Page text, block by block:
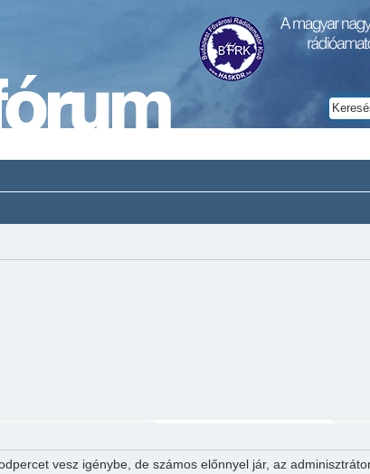
vesz igénybe, de számos előnnyel jár, az